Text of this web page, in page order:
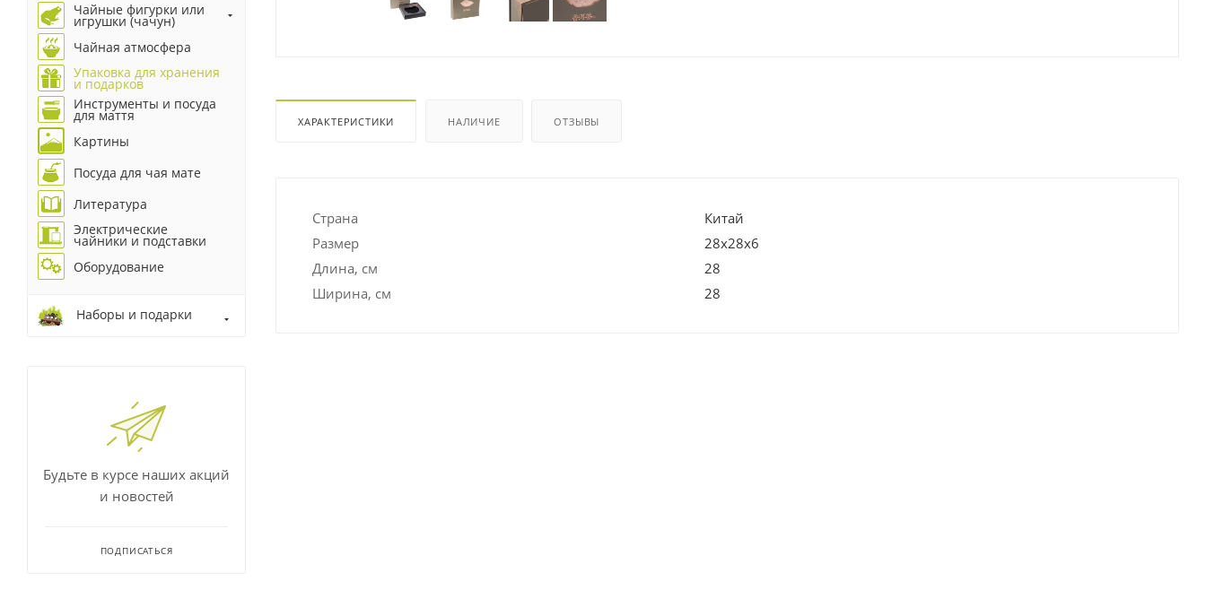
ХАРАКТЕРИСТИКИ НАЛИЧИЕ ОТЗЫВЫ
Страна
Китай
Размер
28х28х6
Длина, см
28
Ширина, см
28
Чайные фигурки или
игрушки (чачун)
Чайная атмосфера
Упаковка для хранения
и подарков
Инструменты и посуда
для маття
Картины
Посуда для чая мате
Литература
Электрические
чайники и подставки
Оборудование
Наборы и подарки
Будьте в курсе наших акций
и новостей
ПОДПИСАТЬСЯ